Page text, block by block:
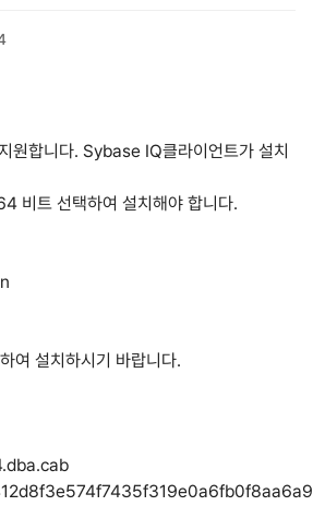
원합니다. Sybase IQ클라이언트가 설치
비트 선택하여 설치해야 합니다.
여 설치하시기 바랍니다.